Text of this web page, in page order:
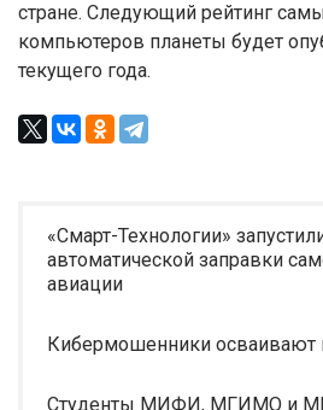
стране. Следующий рейтинг
компьютеров планеты будет
текущего года.
«Смарт-Технологии»
автоматической заправки
авиации
Кибермошенники осваивают
Студенты МИФИ, МГИМО и